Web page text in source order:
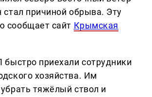
причиной обрыва. Эту
сообщает сайт Крымская
приехали сотрудники
хозяйства. Им
тяжёлый ствол и